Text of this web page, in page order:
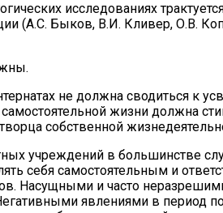
исследованиях
(А.С. Быков, В.И. Кливер, О.В.
не должна сводиться
жизни должна
собственной
учреждений в большинстве
себя самостоятельным и
Насущными и часто
явлениями в период